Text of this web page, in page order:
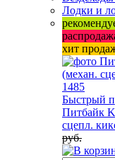
Лодки и
хит
Быстрый
Питбайк
сцепл.
руб.